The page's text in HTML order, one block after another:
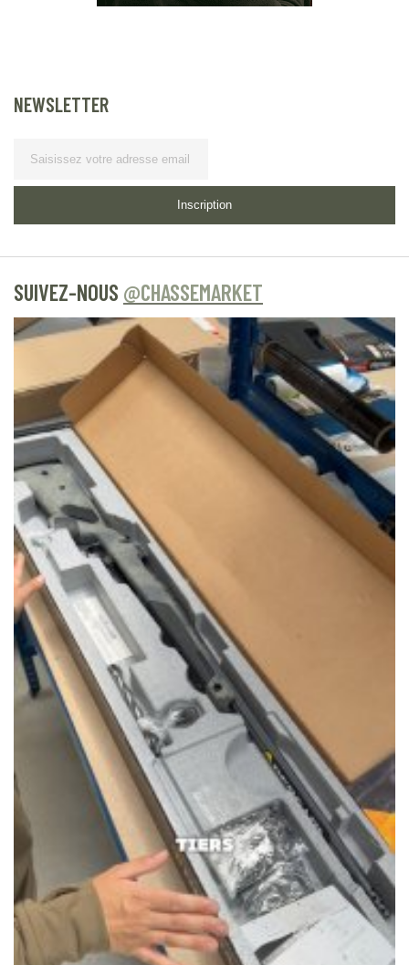
NEWSLETTER
Inscription
SUIVEZ-NOUS @CHASSEMARKET